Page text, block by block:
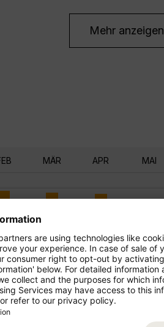
Mehr anzeigen
MÄR APR MAI